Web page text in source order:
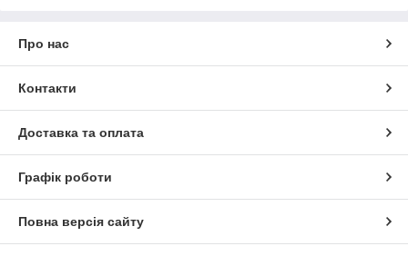
Про нас
Контакти
Доставка та оплата
Графік роботи
Повна версія сайту